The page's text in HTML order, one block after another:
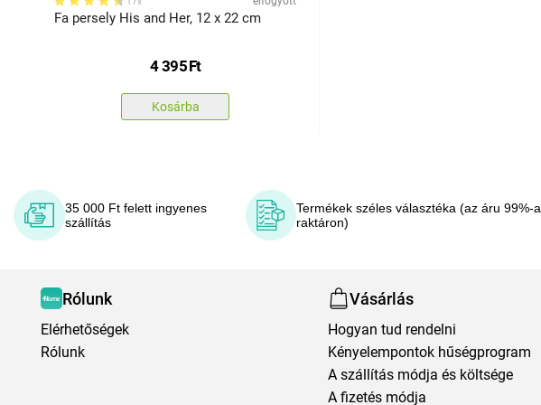
Fa persely His and Her, 12 x 22 cm
4 395Ft
Kosárba
35 000 Ft felett ingyenes
szállítás
Termékek széles választéka (az áru 99%-a
raktáron)
Rólunk
Elérhetőségek
Rólunk
Vásárlás
Hogyan tud rendelni
Kényelempontok hűségprogram
A szállítás módja és költsége
A fizetés módja